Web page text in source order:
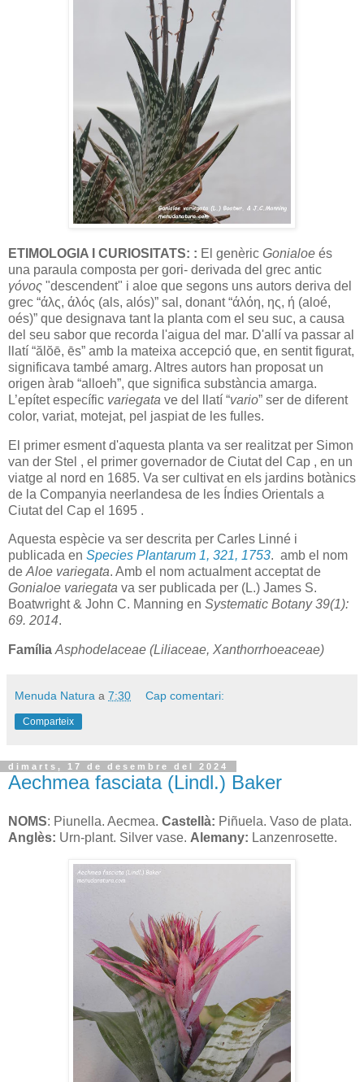
ETIMOLOGIA I CURIOSITATS: : El genèric Gonialoe és
una paraula composta per gori- derivada del grec antic
γόνος "descendent" i aloe que segons uns autors deriva del
grec “άλς, άλός (als, alós)” sal, donant “άλόη, ης, ή (aloé,
oés)” que designava tant la planta com el seu suc, a causa
del seu sabor que recorda l'aigua del mar. D'allí va passar al
llatí “ălŏē, ēs” amb la mateixa accepció que, en sentit figurat,
significava també amarg. Altres autors han proposat un
origen àrab “alloeh”, que significa substància amarga.
L’epítet específic variegata ve del llatí “vario” ser de diferent
color, variat, motejat, pel jaspiat de les fulles.
El primer esment d'aquesta planta va ser realitzat per Simon
van der Stel , el primer governador de Ciutat del Cap , en un
viatge al nord en 1685. Va ser cultivat en els jardins botànics
de la Companyia neerlandesa de les Índies Orientals a
Ciutat del Cap el 1695 .
Aquesta espècie va ser descrita per Carles Linné i
publicada en Species Plantarum 1, 321, 1753. amb el nom
deAloe variegata. Amb el nom actualment acceptat de
Gonialoe variegata va ser publicada per (L.) James S.
Boatwright & John C. Manning en Systematic Botany 39(1):
69. 2014.
Família Asphodelaceae (Liliaceae, Xanthorrhoeaceae)
Menuda Natura a 7:30 Cap comentari:
Comparteix
dimarts, 17 de desembre del 2024
Aechmea fasciata (Lindl.) Baker
NOMS: Piunella. Aecmea. Castellà: Piñuela. Vaso de plata.
Anglès: Urn-plant. Silver vase. Alemany: Lanzenrosette.